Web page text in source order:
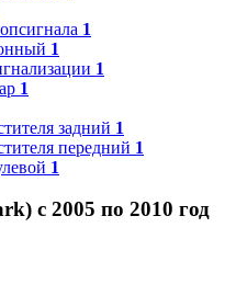
1
1
1
1
задний 1
передний 1
1
с 2005 по 2010 год